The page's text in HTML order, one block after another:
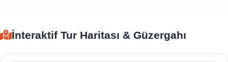
İnteraktif Tur Haritası & Güzergahı